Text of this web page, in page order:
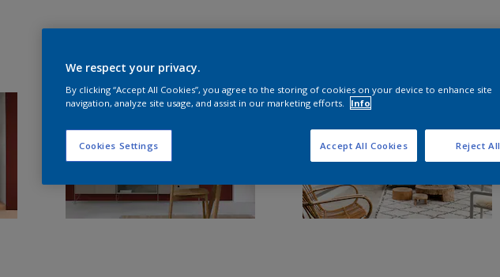
We respect your privacy.
By clicking “Accept All Cookies”, you agree to the storing of cookies on your device to enhance site
navigation, analyze site usage, and assist in our marketing efforts.
Info
Cookies Settings Reject All
Accept All Cookies